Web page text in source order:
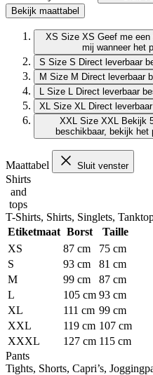
Bekijk maattabel
XS Size XS Geef me een
mij wanneer het
S Size S Direct leverbaar
M Size M Direct leverbaar
Size L Direct leverbaar
XL
Size XL Direct leverbaar
XXL
Size XXL Bekijk
beschikbaar, bekijk het
Maattabel Sluit venster
Shirts
and
tops
T-Shirts, Shirts, Singlets,
Etiketmaat Borst
Taille
XS
87 cm
75 cm
S
93 cm
81 cm
M
99 cm
87 cm
L
105 cm 93 cm
XL
111 cm 99 cm
XXL
119 cm 107 cm
XXXL
127 cm 115 cm
Pants
Tights, Shorts, Capri’s,